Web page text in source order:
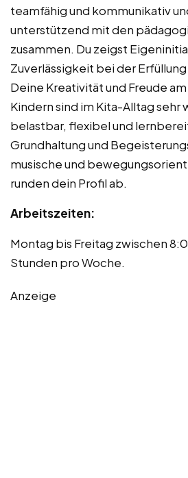
teamfähig und kommunikativ
unterstützend mit den
zusammen. Du zeigst
Zuverlässigkeit bei der
Deine Kreativität und Freude
Kindern sind im Kita-Alltag sehr
belastbar, flexibel und
Grundhaltung und
musische und
runden dein Profil ab.
Arbeitszeiten:
Montag bis Freitag zwischen
Stunden pro Woche.
Anzeige